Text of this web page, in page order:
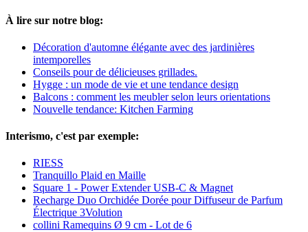
À lire sur notre blog:
Décoration d'automne élégante avec des jardinières
intemporelles
Conseils pour de délicieuses grillades.
Hygge : un mode de vie et une tendance design
Balcons : comment les meubler selon leurs orientations
Nouvelle tendance: Kitchen Farming
Interismo, c'est par exemple:
RIESS
Tranquillo Plaid en Maille
Square 1 - Power Extender USB-C & Magnet
Recharge Duo Orchidée Dorée pour Diffuseur de Parfum
Électrique 3Volution
collini Ramequins Ø 9 cm - Lot de 6